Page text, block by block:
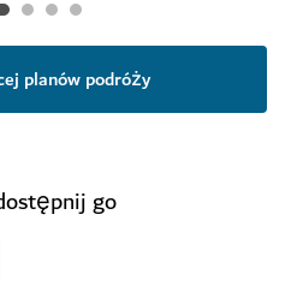
planów podróży
go